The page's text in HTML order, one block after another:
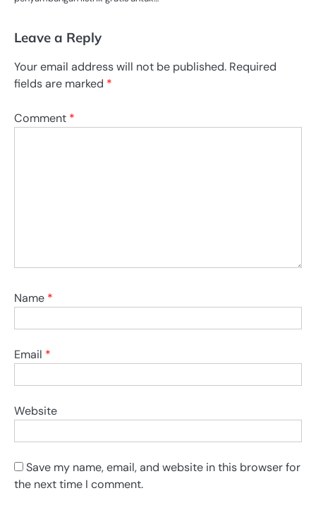
Leave a Reply
Your email address will not be published. Required
fields are marked *
Comment *
Name *
Email *
Website
Save my name, email, and website in this browser for
the next time I comment.